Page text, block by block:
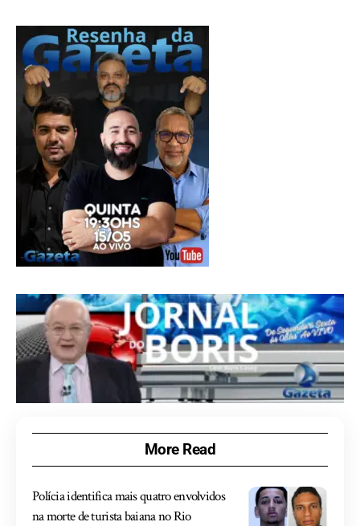
More Read
Polícia identifica mais quatro envolvidos
na morte de turista baiana no Rio